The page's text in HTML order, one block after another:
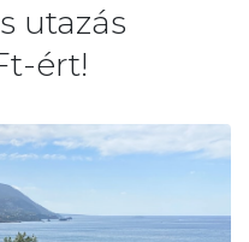
utazás
ért!